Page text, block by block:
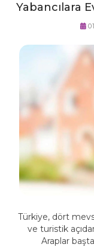
Yabancılara
Türkiye, dört
ve turistik
Araplar